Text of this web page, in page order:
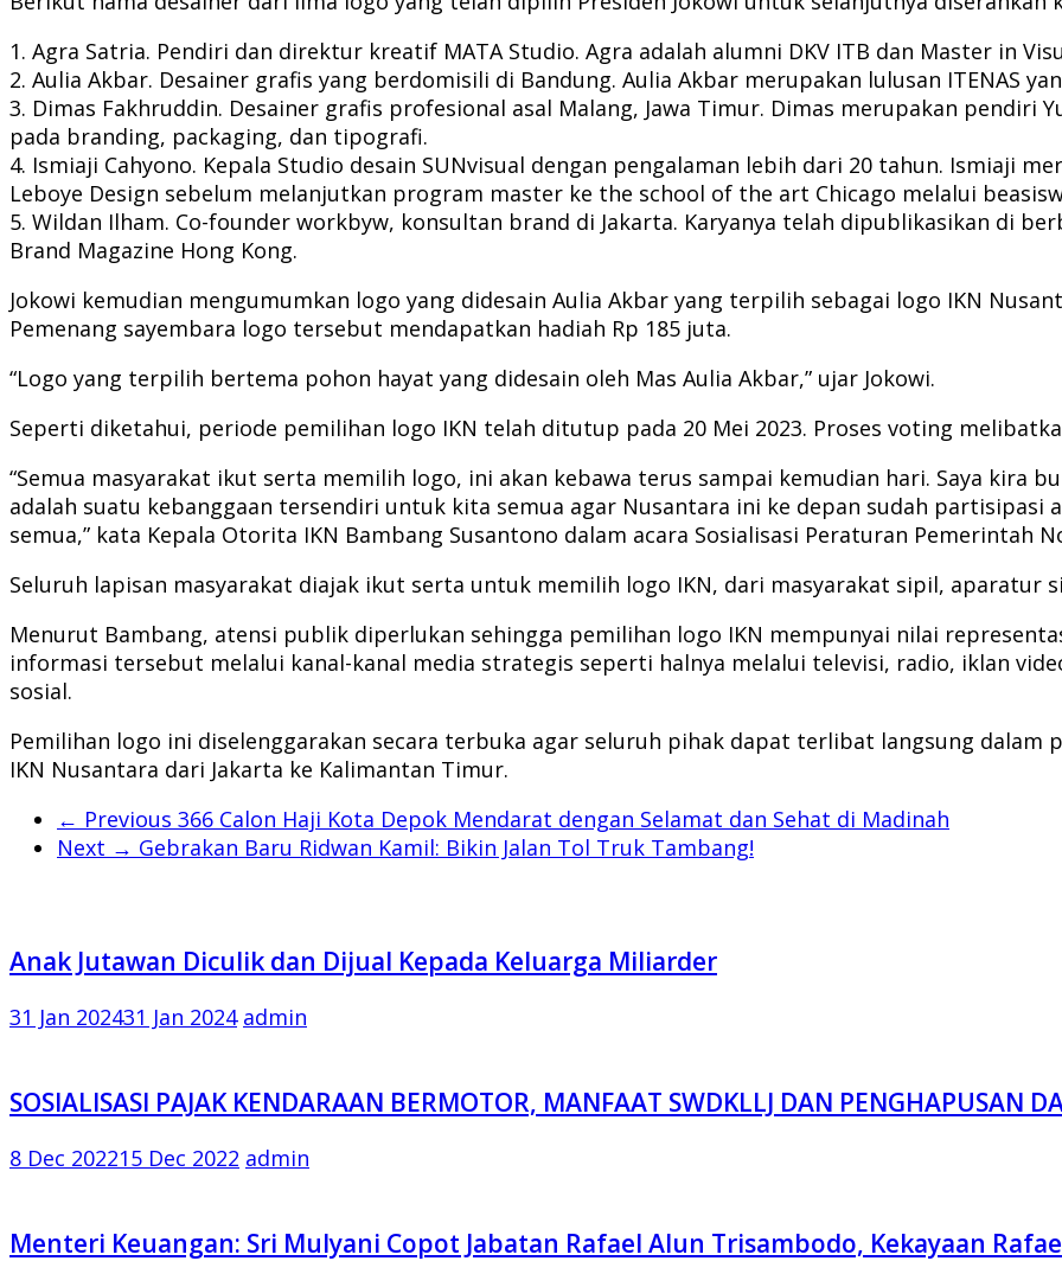
1. Agra Satria. Pendiri dan direktur kreatif MATA Studio. Agra adalah alumni DKV ITB dan Master in
2. Aulia Akbar. Desainer grafis yang berdomisili di Bandung. Aulia Akbar merupakan lulusan ITENAS
3. Dimas Fakhruddin. Desainer grafis profesional asal Malang, Jawa Timur. Dimas merupakan pendiri
pada branding, packaging, dan tipografi.
4. Ismiaji Cahyono. Kepala Studio desain SUNvisual dengan pengalaman lebih dari 20 tahun. Ismiaji
Leboye Design sebelum melanjutkan program master ke the school of the art Chicago melalui
5. Wildan Ilham. Co-founder workbyw, konsultan brand di Jakarta. Karyanya telah dipublikasikan di
Brand Magazine Hong Kong.
Jokowi kemudian mengumumkan logo yang didesain Aulia Akbar yang terpilih sebagai logo IKN
Pemenang sayembara logo tersebut mendapatkan hadiah Rp 185 juta.
“Logo yang terpilih bertema pohon hayat yang didesain oleh Mas Aulia Akbar,” ujar Jokowi.
Seperti diketahui, periode pemilihan logo IKN telah ditutup pada 20 Mei 2023. Proses voting
“Semua masyarakat ikut serta memilih logo, ini akan kebawa terus sampai kemudian hari. Saya kira
adalah suatu kebanggaan tersendiri untuk kita semua agar Nusantara ini ke depan sudah
semua,” kata Kepala Otorita IKN Bambang Susantono dalam acara Sosialisasi Peraturan Pemerintah
Seluruh lapisan masyarakat diajak ikut serta untuk memilih logo IKN, dari masyarakat sipil, aparatur
Menurut Bambang, atensi publik diperlukan sehingga pemilihan logo IKN mempunyai nilai
informasi tersebut melalui kanal-kanal media strategis seperti halnya melalui televisi, radio, iklan
sosial.
Pemilihan logo ini diselenggarakan secara terbuka agar seluruh pihak dapat terlibat langsung dalam
IKN Nusantara dari Jakarta ke Kalimantan Timur.
← Previous 366 Calon Haji Kota Depok Mendarat dengan Selamat dan Sehat di Madinah
Next → Gebrakan Baru Ridwan Kamil: Bikin Jalan Tol Truk Tambang!
Anak Jutawan Diculik dan Dijual Kepada Keluarga Miliarder
31 Jan 202431 Jan 2024 admin
SOSIALISASI PAJAK KENDARAAN BERMOTOR, MANFAAT SWDKLLJ DAN PENGHAPUSAN
8 Dec 202215 Dec 2022 admin
Menteri Keuangan: Sri Mulyani Copot Jabatan Rafael Alun Trisambodo, Kekayaan